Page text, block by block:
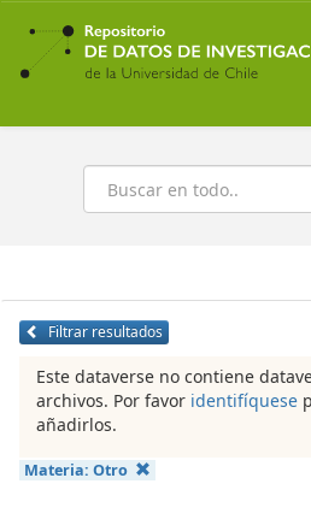
Ir
contenido
principal
Buscar
Filtrar resultados
Este dataverse no contiene
archivos. Por favor identifíquese
añadirlos.
Materia: Otro